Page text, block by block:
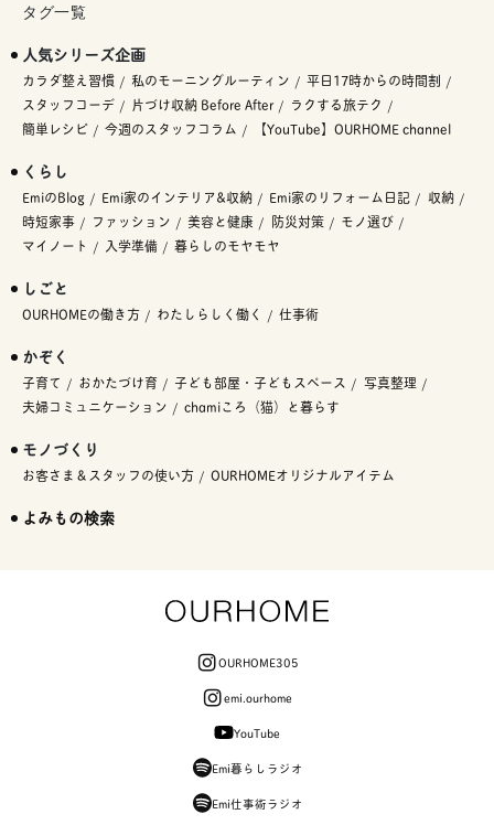
タグ一覧
人気シリーズ企画
カラダ整え習慣 私のモーニングルーティン
平日17時からの時間割
スタッフコーデ
片づけ収納 Before After
ラクする旅テク
簡単レシピ
今週のスタッフコラム 【YouTube】OURHOME channel
くらし
EmiのBlog Emi家のインテリア&収納 Emi家のリフォーム日記
収納
時短家事
ファッション 美容と健康 防災対策
モノ選び
マイノート
入学準備 暮らしのモヤモヤ
しごと
OURHOMEの働き方 わたしらしく働く 仕事術
かぞく
子育て おかたづけ育 子ども部屋・子どもスペース
写真整理
夫婦コミュニケーション
chamiころ（猫）と暮らす
モノづくり
お客さま＆スタッフの使い方 OURHOMEオリジナルアイテム
よみもの検索
OURHOME305
emi.ourhome
YouTube
Emi暮らしラジオ
Emi仕事術ラジオ